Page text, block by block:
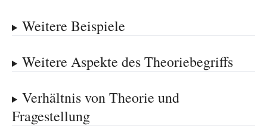
Weitere Beispiele
Weitere Aspekte des Theoriebegriffs
Verhältnis von Theorie und
Fragestellung